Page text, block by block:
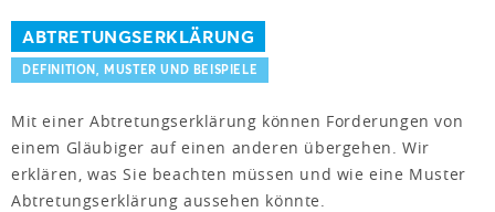
ABTRETUNGSERKLÄRUNG
DEFINITION, MUSTER UND BEISPIELE
Mit einer Abtretungserklärung können Forderungen von
einem Gläubiger auf einen anderen übergehen. Wir
erklären, was Sie beachten müssen und wie eine Muster
Abtretungserklärung aussehen könnte.